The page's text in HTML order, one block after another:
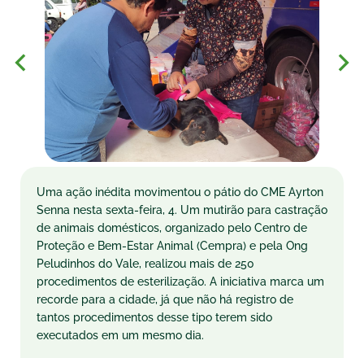
Uma ação inédita movimentou o pátio do CME Ayrton
Senna nesta sexta-feira, 4. Um mutirão para castração
de animais domésticos, organizado pelo Centro de
Proteção e Bem-Estar Animal (Cempra) e pela Ong
Peludinhos do Vale, realizou mais de 250
procedimentos de esterilização. A iniciativa marca um
recorde para a cidade, já que não há registro de
tantos procedimentos desse tipo terem sido
executados em um mesmo dia.